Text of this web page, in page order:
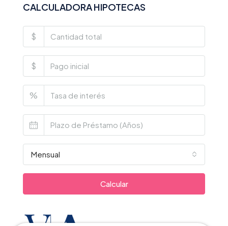
CALCULADORA HIPOTECAS
$
$
%
Mensual
Calcular